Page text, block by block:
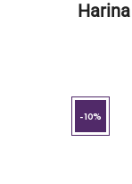
-10%